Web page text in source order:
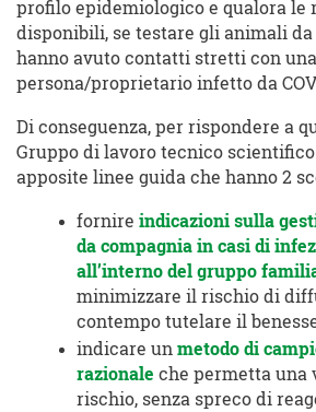
profilo epidemiologico e qualora le
disponibili, se testare gli animali
hanno avuto contatti stretti con una
persona/proprietario infetto da
Di conseguenza, per rispondere a
Gruppo di lavoro tecnico
apposite linee guida che hanno 2
fornire indicazioni sulla
da compagnia in casi di
all’interno del gruppo
minimizzare il rischio di
contempo tutelare il
indicare un metodo di
razionale che permetta una
rischio, senza spreco di